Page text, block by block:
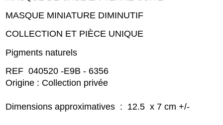
MASQUE MINIATURE DIMINUTIF
COLLECTION ET PIÈCE UNIQUE
Pigments naturels
REF 040520 -E9B - 6356
Origine : Collection privée
Dimensions approximatives : 12.5 x 7 cm +/-